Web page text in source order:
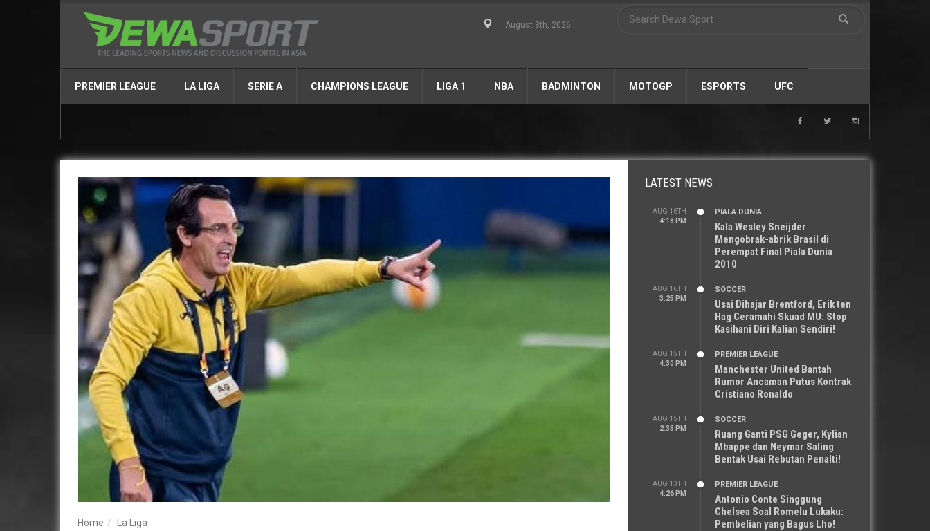
August 8th, 2026
PREMIER LEAGUE LA LIGA SERIE A CHAMPIONS LEAGUE LIGA 1 NBA BADMINTON MOTOGP ESPORTS UFC
Home La Liga
LATEST NEWS
AUG 16TH
4:18 PM
PIALA DUNIA
Kala Wesley Sneijder
Mengobrak-abrik Brasil di
Perempat Final Piala Dunia
2010
AUG 16TH
3:25 PM
SOCCER
Usai Dihajar Brentford, Erik ten
Hag Ceramahi Skuad MU: Stop
Kasihani Diri Kalian Sendiri!
AUG 15TH
4:30 PM
PREMIER LEAGUE
Manchester United Bantah
Rumor Ancaman Putus Kontrak
Cristiano Ronaldo
AUG 15TH
2:35 PM
SOCCER
Ruang Ganti PSG Geger, Kylian
Mbappe dan Neymar Saling
Bentak Usai Rebutan Penalti!
AUG 13TH
4:26 PM
PREMIER LEAGUE
Antonio Conte Singgung
Chelsea Soal Romelu Lukaku:
Pembelian yang Bagus Lho!